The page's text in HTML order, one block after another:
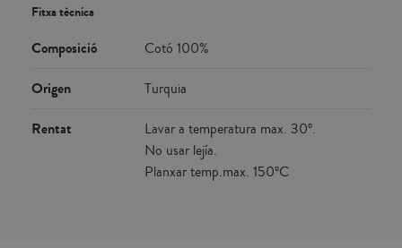
Fitxa tècnica
Composició Cotó 100%
Origen Turquia
Rentat
Lavar a temperatura max. 30º.
No usar lejía.
Planxar temp.max. 150ºC